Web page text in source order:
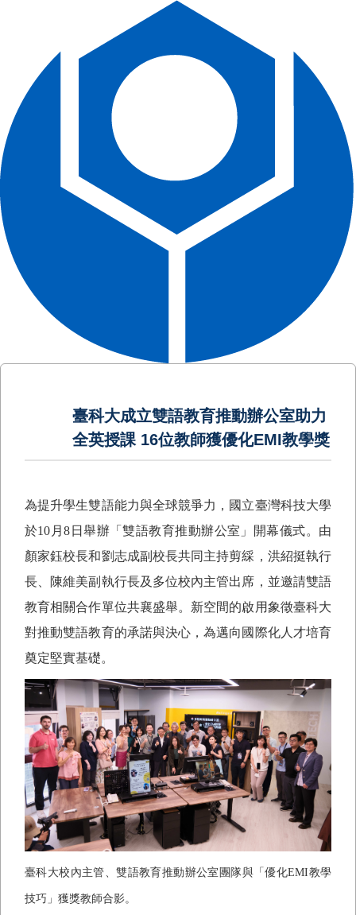
臺科大成立雙語教育推動辦公室助力
全英授課 16位教師獲優化EMI教學獎
為提升學生雙語能力與全球競爭力，國立臺灣科技大學
於10 月8 日舉辦「雙語教育推動辦公室」開幕儀式。由
顏家鈺校長和劉志成副校長共同主持剪綵，洪紹挺執行
長、陳維美副執行長及多位校內主管出席，並邀請雙語
教育相關合作單位共襄盛舉。新空間的啟用象徵臺科大
對推動雙語教育的承諾與決心，為邁向國際化人才培育
奠定堅實基礎。
臺科大校內主管、雙語教育推動辦公室團隊與「優化EMI教學
技巧」獲獎教師合影。